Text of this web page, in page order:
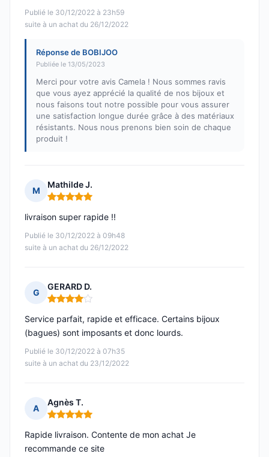
Publié le 30/12/2022 à 23h59
suite à un achat du 26/12/2022
Réponse de BOBIJOO
Publiée le 13/05/2023
Merci pour votre avis Camela ! Nous sommes ravis
que vous ayez apprécié la qualité de nos bijoux et
nous faisons tout notre possible pour vous assurer
une satisfaction longue durée grâce à des matériaux
résistants. Nous nous prenons bien soin de chaque
produit !
M
Mathilde J.
Note : 5 sur 5
Publié le 30/12/2022 à 09h48
suite à un achat du 26/12/2022
livraison super rapide !!
G
GERARD D.
Note : 4 sur 5
Publié le 30/12/2022 à 07h35
suite à un achat du 23/12/2022
Service parfait, rapide et efficace. Certains bijoux
(bagues) sont imposants et donc lourds.
A
Agnès T.
Note : 5 sur 5
Rapide livraison. Contente de mon achat Je
recommande ce site